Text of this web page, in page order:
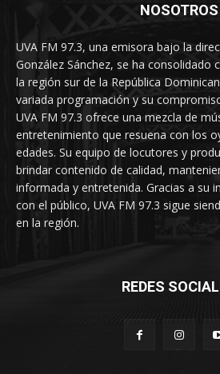
NOSOTROS
UVA FM 97.3, una emisora bajo la
González Sánchez, se ha consolidado
la región sur de la República
variada programación y su
UVA FM 97.3 ofrece una mezcla de
entretenimiento que resuena con los
edades. Su equipo de locutores y
brindar contenido de calidad,
informada y entretenida. Gracias a su
con el público, UVA FM 97.3 sigue
en la región.
REDES